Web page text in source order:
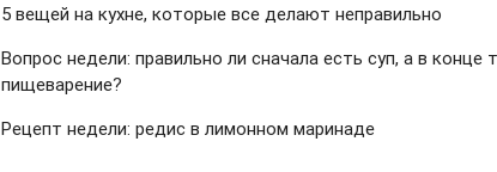
5 вещей на кухне, которые все делают неправильно
Вопрос недели: правильно ли сначала есть суп, а в
пищеварение?
Рецепт недели: редис в лимонном маринаде